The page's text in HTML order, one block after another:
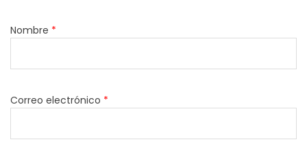
Nombre *
Correo electrónico *